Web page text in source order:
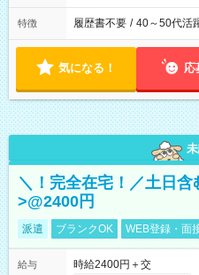
特徴 履歴書不要 / 40～50代活
気になる！ 応
＼！完全在宅！／土日
>@2400円
派遣 ブランクOK WEB登録・面
給与
時給2400円＋交